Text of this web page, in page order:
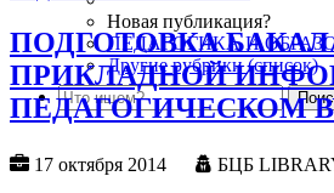
Новая публикация?
ПЕДАГОГИКА И
Другие рубрики (список)
ПОДГОТОВКА
ПРИКЛАДНОЙ
ПЕДАГОГИЧЕСКОМ
17 октября 2014
БЦБ